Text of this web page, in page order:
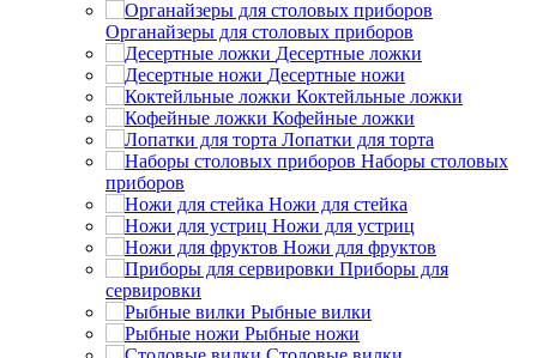
Органайзеры для столовых приборов
Десертные ложки
Десертные ножи
Коктейльные ложки
Кофейные ложки
Лопатки для торта
Наборы столовых
приборов
Ножи для стейка
Ножи для устриц
Ножи для фруктов
Приборы для
сервировки
Рыбные вилки
Рыбные ножи